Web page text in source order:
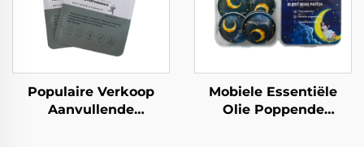
Populaire Verkoop
Aanvullende
Mobiele Essentiële
Olie Poppende